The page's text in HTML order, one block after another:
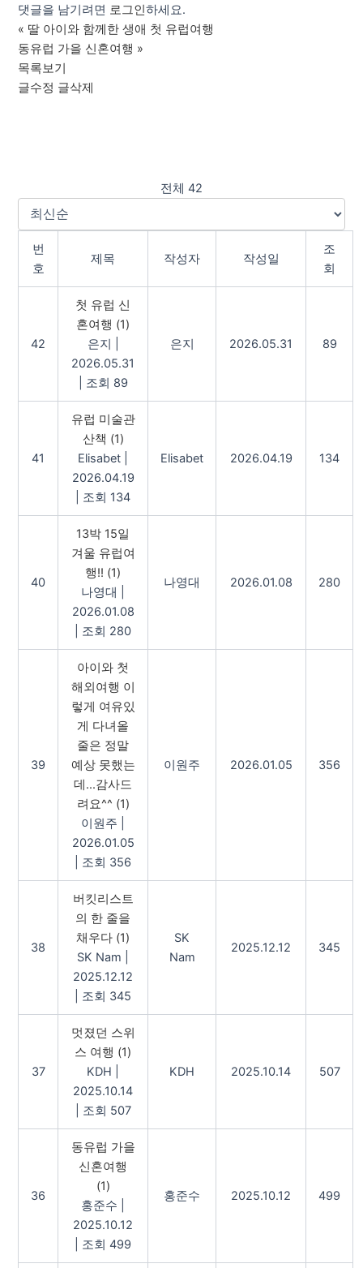
댓글을 남기려면 로그인하세요.
« 딸 아이와 함께한 생애 첫 유럽여행
동유럽 가을 신혼여행 »
목록보기
글수정 글삭제
전체 42
번
호
제목 작성자 작성일
조
회
42
첫 유럽 신
혼여행 (1)
은지
2026.05.31
조회 89
은지 2026.05.31 89
41
유럽 미술관
산책 (1)
Elisabet
2026.04.19
조회 134
Elisabet 2026.04.19 134
40
13박 15일
겨울 유럽여
행!! (1)
나영대
2026.01.08
조회 280
나영대 2026.01.08 280
39
아이와 첫
해외여행 이
렇게 여유있
게 다녀올
줄은 정말
예상 못했는
데...감사드
려요^^ (1)
이원주
2026.01.05
조회 356
이원주 2026.01.05 356
38
버킷리스트
의 한 줄을
채우다 (1)
SK Nam
2025.12.12
조회 345
SK
Nam
2025.12.12 345
37
멋졌던 스위
스 여행 (1)
KDH
2025.10.14
조회 507
KDH 2025.10.14 507
36
동유럽 가을
신혼여행
(1)
홍준수
2025.10.12
조회 499
홍준수 2025.10.12 499